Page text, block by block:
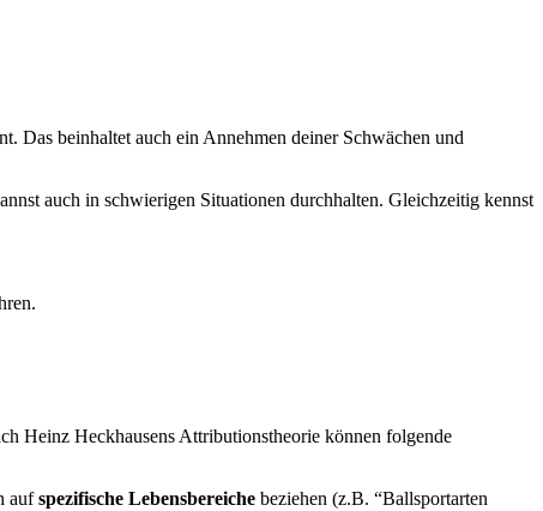
Das beinhaltet auch ein Annehmen deiner Schwächen und
auch in schwierigen Situationen durchhalten. Gleichzeitig kennst
Heinz Heckhausens Attributionstheorie können folgende
aufspezifische Lebensbereiche beziehen (z.B. “Ballsportarten